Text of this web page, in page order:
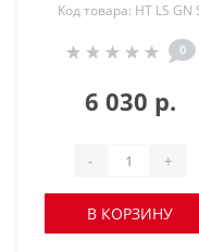
Код товара: HT LS GN
0
6 030 р.
- +
В КОРЗИНУ